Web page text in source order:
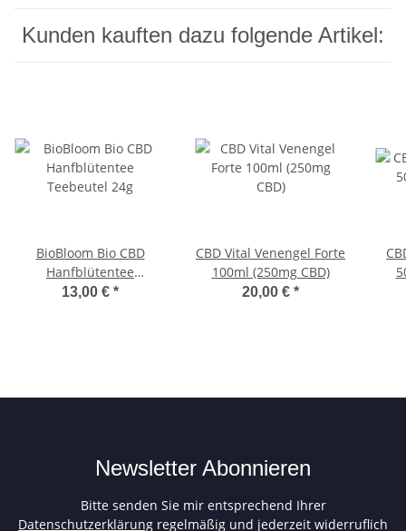
Kunden kauften dazu folgende Artikel:
BioBloom Bio CBD
Hanfblütentee
Teebeutel 24g
13,00 € *
CBD Vital Venengel Forte
100ml (250mg CBD)
20,00 € *
Newsletter Abonnieren
Bitte senden Sie mir entsprechend Ihrer
Datenschutzerklärung regelmäßig und jederzeit widerruflich